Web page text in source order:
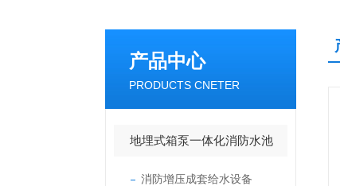
产品中心
PRODUCTS CNETER
地埋式箱泵一体化消防水池
消防增压成套给水设备